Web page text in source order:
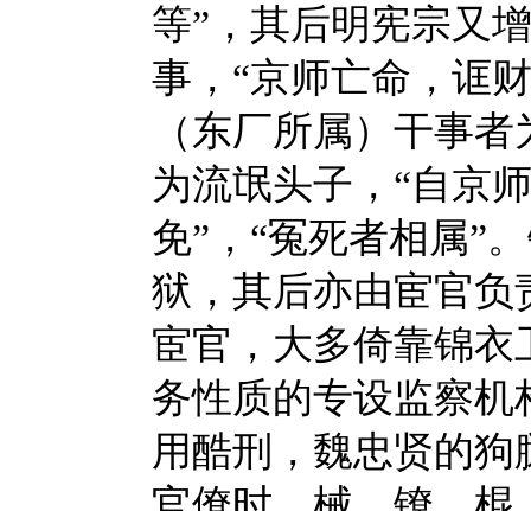
等”，其后明宪宗又
事，“京师亡命，诓
（东厂所属）干事
为流氓头子，“自京
免”，“冤死者相属”
狱，其后亦由宦官
宦官，大多倚靠锦
务性质的专设监察
用酷刑，魏忠贤的